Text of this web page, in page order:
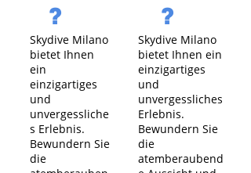
?
Skydive Milano
bietet Ihnen
ein
einzigartiges
und
unvergessliche
s Erlebnis.
Bewundern Sie
die
?
Skydive Milano
bietet Ihnen ein
einzigartiges
und
unvergessliches
Erlebnis.
Bewundern Sie
die
atemberaubend